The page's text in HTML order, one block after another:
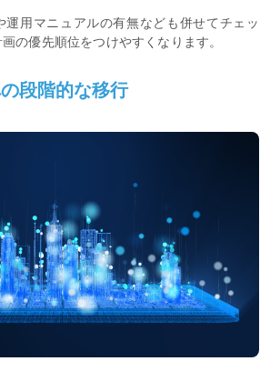
運用マニュアルの有無なども併せてチェッ
の優先順位をつけやすくなります。
段階的な移行